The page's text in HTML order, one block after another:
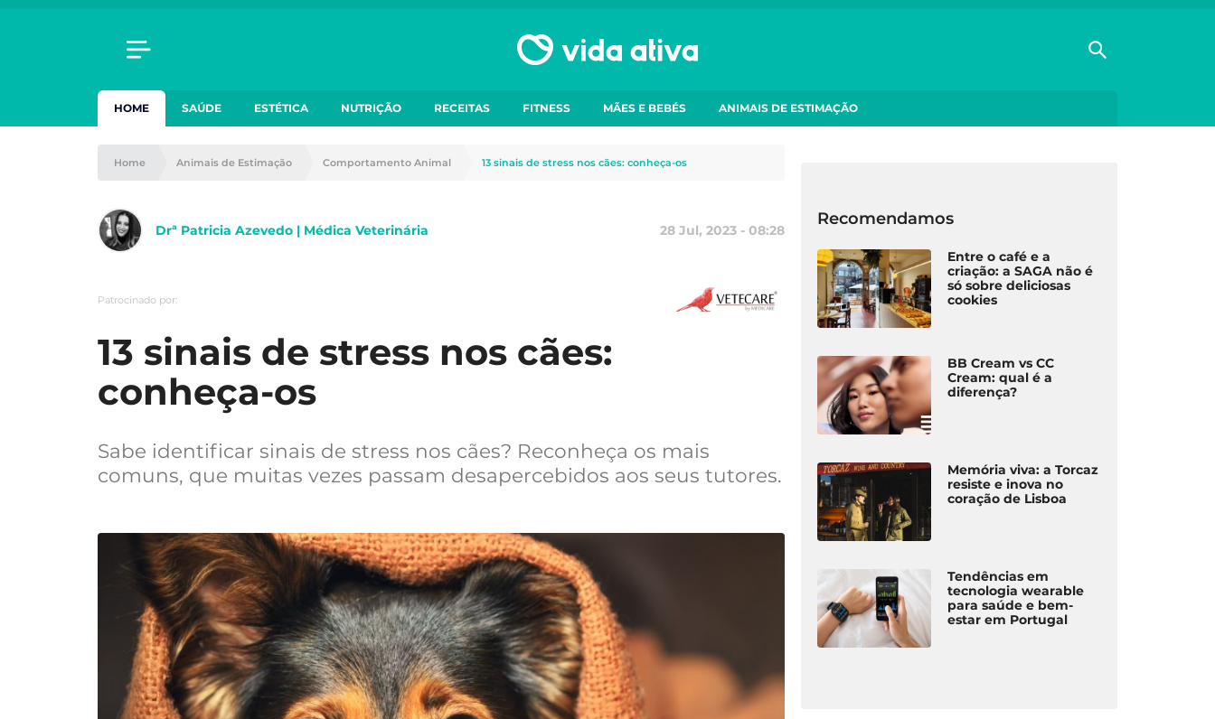
HOME SAÚDE ESTÉTICA NUTRIÇÃO RECEITAS FITNESS MÃES E BEBÉS ANIMAIS DE ESTIMAÇÃO
Home Animais de Estimação Comportamento Animal 13 sinais de stress nos cães: conheça-os
Drª Patricia Azevedo | Médica Veterinária 28 Jul, 2023 - 08:28
13 sinais de stress nos cães:
conheça-os
Patrocinado por:
Sabe identificar sinais de stress nos cães? Reconheça os mais
comuns, que muitas vezes passam desapercebidos aos seus tutores.
Recomendamos
Entre o café e a
criação: a SAGA não é
só sobre deliciosas
cookies
BB Cream vs CC
Cream: qual é a
diferença?
Memória viva: a Torcaz
resiste e inova no
coração de Lisboa
Tendências em
tecnologia wearable
para saúde e bem-
estar em Portugal